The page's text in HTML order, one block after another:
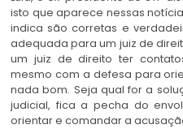
isto que aparece nessas
indica são corretas e
adequada para um juiz de
um juiz de direito ter
mesmo com a defesa para
nada bom. Seja qual for a
judicial, fica a pecha do
orientar e comandar a